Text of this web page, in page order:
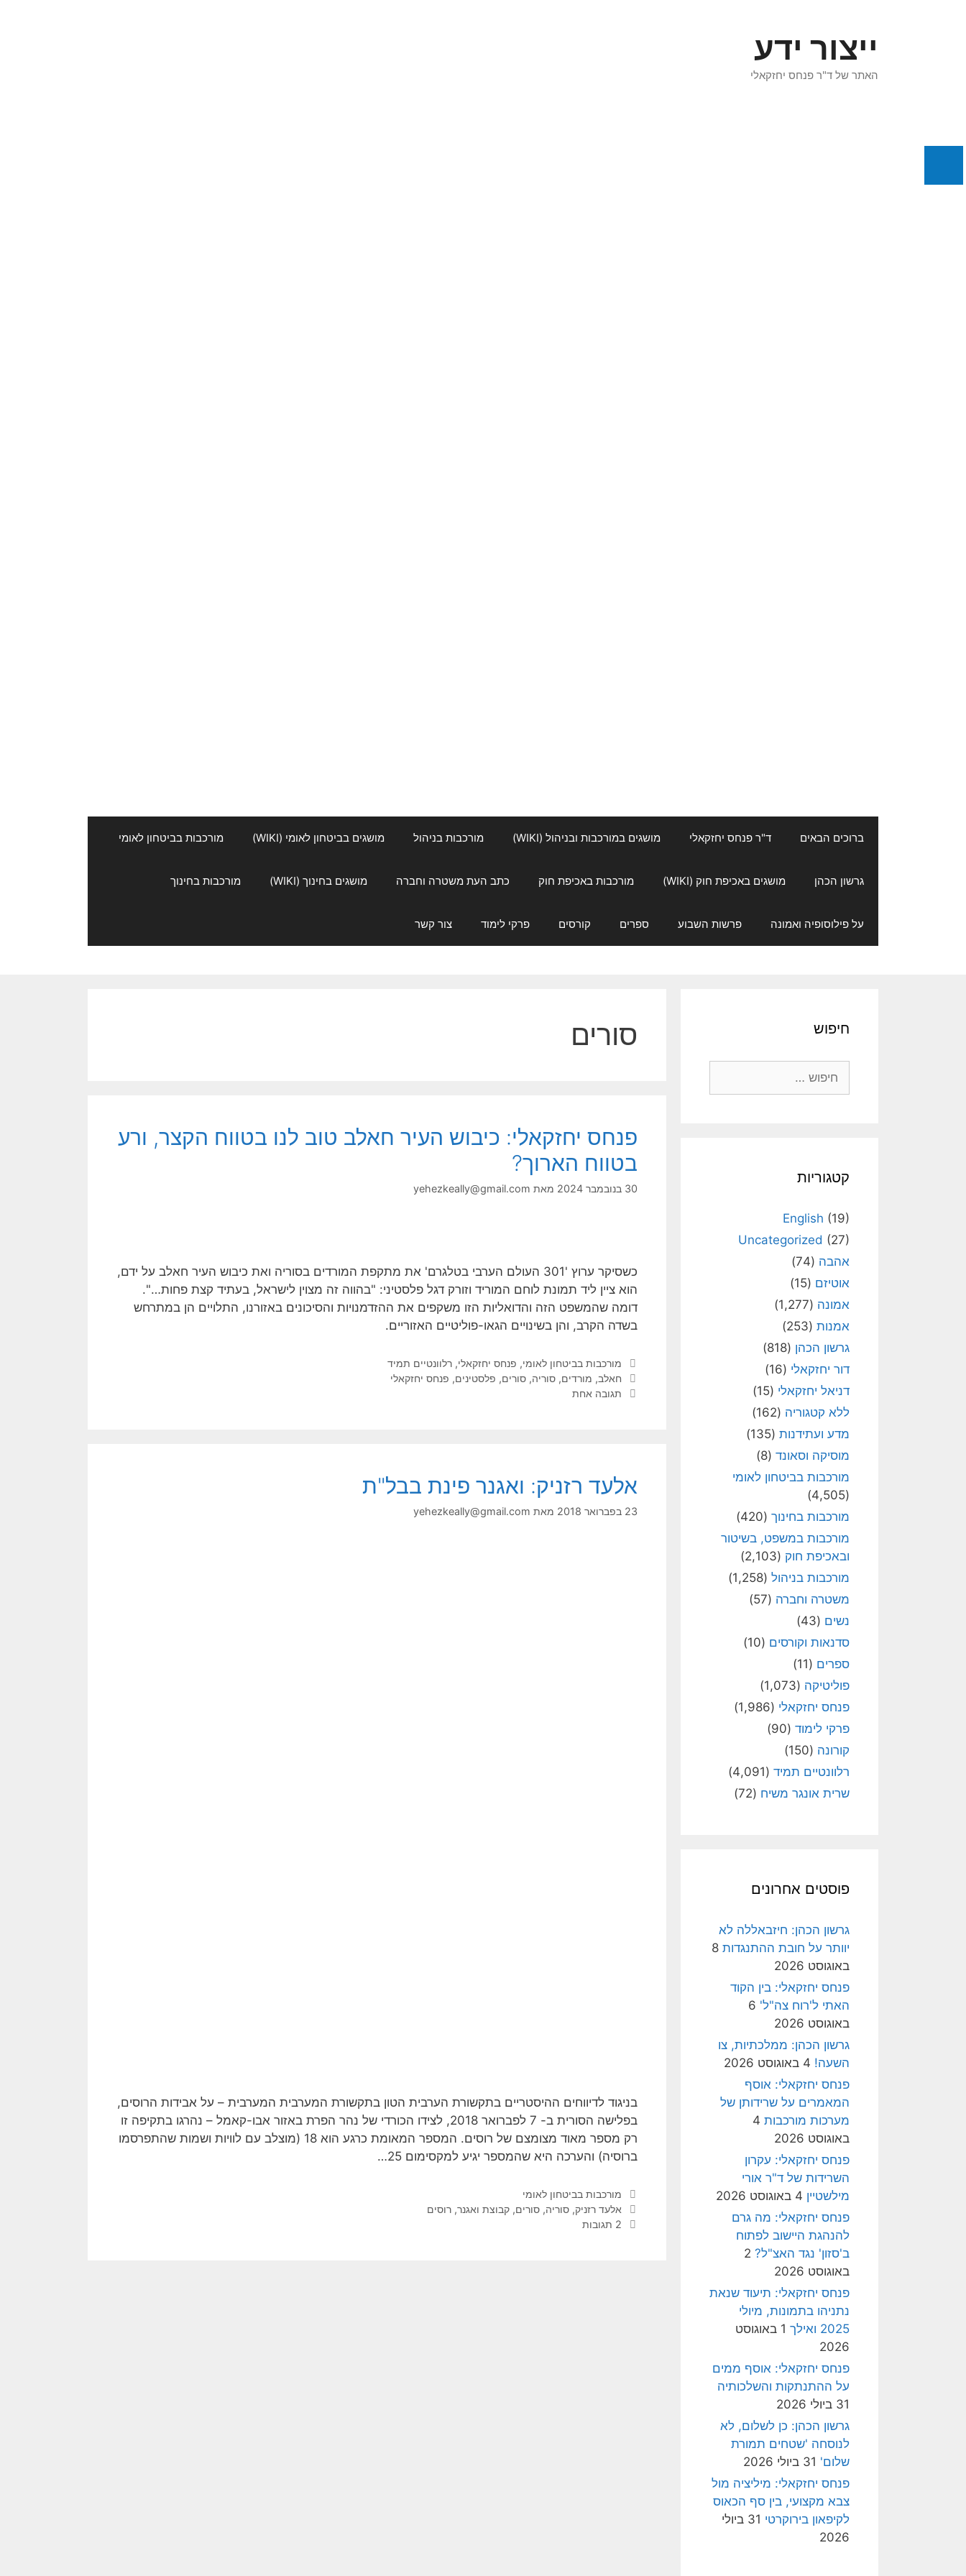
ייצור ידע
האתר של ד"ר פנחס יחזקאלי
ברוכים הבאים ד"ר פנחס יחזקאלי מושגים במורכבות ובניהול (WIKI) מורכבות בניהול מושגים בביטחון לאומי (WIKI) מורכבות בביטחון לאומי
גרשון הכהן מושגים באכיפת חוק (WIKI) מורכבות באכיפת חוק כתב העת משטרה וחברה מושגים בחינוך (WIKI) מורכבות בחינוך
על פילוסופיה ואמונה פרשות השבוע ספרים קורסים פרקי לימוד צור קשר
סורים
פנחס יחזקאלי: כיבוש העיר חאלב טוב לנו בטווח הקצר, ורע
בטווח הארוך?
30 בנובמבר 2024 מאת yehezkeally@gmail.com
כשסיקר ערוץ '301 העולם הערבי בטלגרם' את מתקפת המורדים בסוריה ואת כיבוש העיר חאלב על ידם,
הוא ציין ליד תמונת לוחם המוריד וזורק דגל פלסטיני: "בהווה זה מצוין לישראל, בעתיד קצת פחות…".
דומה שהמשפט הזה והדואליות הזו משקפים את ההזדמנויות והסיכונים באזורנו, התלויים הן במתרחש
בשדה הקרב, והן בשינויים הגאו-פוליטיים האזוריים.
קטגוריות
מורכבות בביטחון לאומי, פנחס יחזקאלי, רלוונטיים תמיד
תגיות
חאלב, מורדים, סוריה, סורים, פלסטינים, פנחס יחזקאלי
תגובה אחת
אלעד רזניק: ואגנר פינת בבל"ת
23 בפברואר 2018 מאת yehezkeally@gmail.com
בניגוד לדיווחים ההיסטריים בתקשורת הערבית הטון בתקשורת המערבית המערבית – על אבידות הרוסים,
בפלישה הסורית ב- 7 לפברואר 2018, לצידו הכורדי של נהר הפרת באזור אבו-קאמל – נהרגו בתקיפה זו
רק מספר מאוד מצומצם של רוסים. המספר המאומת כרגע הוא 18 (מוצלב עם לוויות ושמות שהתפרסמו
ברוסיה) והערכה היא שהמספר יגיע למקסימום 25…
קטגוריות
מורכבות בביטחון לאומי
תגיות
אלעד רזניק, סוריה, סורים, קבוצת ואגנר, רוסים
2 תגובות
חיפוש
קטגוריות
English (19)
Uncategorized (27)
אהבה (74)
אוטיזם (15)
אמונה (1,277)
אמנות (253)
גרשון הכהן (818)
דור יחזקאלי (16)
דניאל יחזקאלי (15)
ללא קטגוריה (162)
מדע ועתידנות (135)
מוסיקה וסאונד (8)
מורכבות בביטחון לאומי
(4,505)
מורכבות בחינוך (420)
מורכבות במשפט, בשיטור
ובאכיפת חוק (2,103)
מורכבות בניהול (1,258)
משטרה וחברה (57)
נשים (43)
סדנאות וקורסים (10)
ספרים (11)
פוליטיקה (1,073)
פנחס יחזקאלי (1,986)
פרקי לימוד (90)
קורונה (150)
רלוונטיים תמיד (4,091)
שרית אונגר משיח (72)
פוסטים אחרונים
גרשון הכהן: חיזבאללה לא
יוותר על חובת ההתנגדות 8
באוגוסט 2026
פנחס יחזקאלי: בין הקוד
האתי ל'רוח צה"ל' 6
באוגוסט 2026
גרשון הכהן: ממלכתיות, צו
השעה! 4 באוגוסט 2026
פנחס יחזקאלי: אוסף
המאמרים על שרידותן של
מערכות מורכבות 4
באוגוסט 2026
פנחס יחזקאלי: עקרון
השרידות של ד"ר אורי
מילשטיין 4 באוגוסט 2026
פנחס יחזקאלי: מה גרם
להנהגת היישוב לפתוח
ב'סזון' נגד האצ"ל? 2
באוגוסט 2026
פנחס יחזקאלי: תיעוד שנאת
נתניהו בתמונות, מיולי
2025 ואילך
1 באוגוסט
2026
פנחס יחזקאלי: אוסף ממים
על ההתנתקות והשלכותיה
31 ביולי 2026
גרשון הכהן: כן לשלום, לא
לנוסחה 'שטחים תמורת
שלום' 31 ביולי 2026
פנחס יחזקאלי: מיליציה מול
צבא מקצועי, בין סף הכאוס
לקיפאון בירוקרטי
31 ביולי
2026